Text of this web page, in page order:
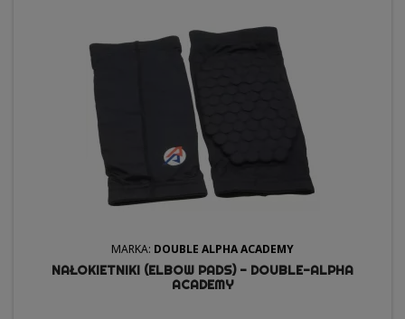
MARKA: DOUBLE ALPHA ACADEMY
NAŁOKIETNIKI (ELBOW PADS) - DOUBLE-ALPHA
ACADEMY